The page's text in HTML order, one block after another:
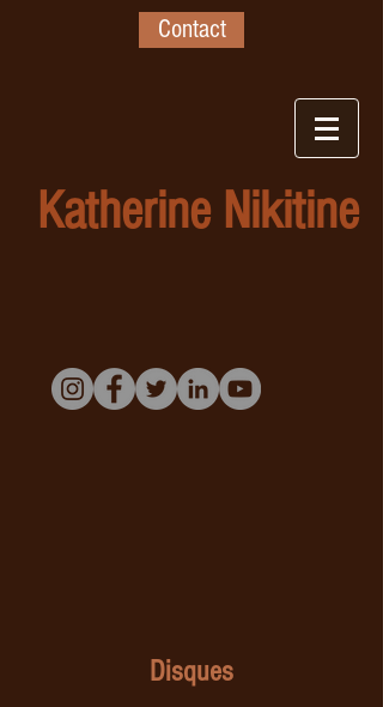
Contact
Katherine Nikitine
Disques